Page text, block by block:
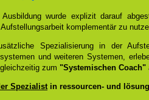
Ausbildung wurde explizit darauf
komplementär zu
Spezialisierung in der
und weiteren Systemen,
zum "Systemischen Coach"
Spezialistin ressourcen- und